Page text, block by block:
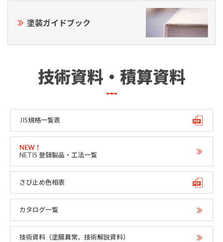
塗装ガイドブック
技術資料・積算資料
JIS規格一覧表
NETIS 登録製品・工法一覧
さび止め色相表
カタログ一覧
技術資料（塗膜異常、技術解説資料）